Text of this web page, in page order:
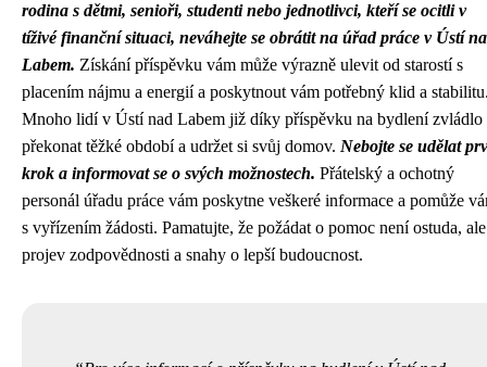
rodina s dětmi, senioři, studenti nebo jednotlivci, kteří se ocitli v
tíživé finanční situaci, neváhejte se obrátit na úřad práce v Ústí
Labem. Získání příspěvku vám může výrazně ulevit od starostí s
placením nájmu a energií a poskytnout vám potřebný klid a
Mnoho lidí v Ústí nad Labem již díky příspěvku na bydlení zvládlo
překonat těžké období a udržet si svůj domov. Nebojte se udělat
krok a informovat se o svých možnostech. Přátelský a ochotný
personál úřadu práce vám poskytne veškeré informace a pomůže
s vyřízením žádosti. Pamatujte, že požádat o pomoc není ostuda, ale
projev zodpovědnosti a snahy o lepší budoucnost.